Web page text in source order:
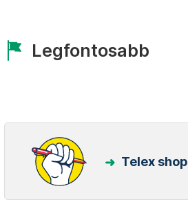
Legfontosabb
Telex shop